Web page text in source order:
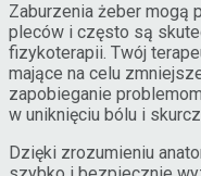
Zaburzenia żeber mogą
pleców i często są
fizykoterapii. Twój
mające na celu
zapobieganie
w uniknięciu bólu i
Dzięki zrozumieniu